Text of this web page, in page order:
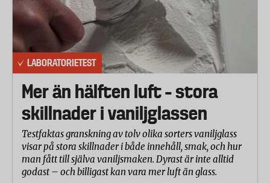
en minuts vila. Ju mindre temperaturskillnad mellan
de olika mätpunkterna desto bättre.
I det andra testmomentet användes kall färdigmat
(400 gram färdig lasagne). I detta moment värmdes
färdigmaten upp enligt instruktionen på
förpackningen (800 watt i 6 minuter). Tre
testomgångar utfördes på varje mikrovågsugn och
medeltemperaturen mättes i 39 olika punkter efter
två minuters vila. Ju mindre temperaturskillnad
mellan de olika mätpunkterna desto bättre.
Upptiningsprestanda
LABORATORIETEST
Mer än hälften luft – stora
skillnader i vaniljglassen
Testfaktas granskning av tolv olika sorters vaniljglass
visar på stora skillnader i både innehåll, smak, och hur
man fått till själva vaniljsmaken. Dyrast är inte alltid
godast – och billigast kan vara mer luft än glass.